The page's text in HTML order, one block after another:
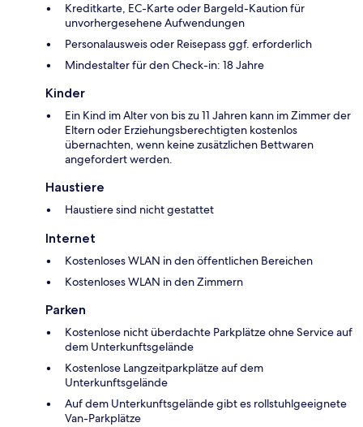
Kreditkarte, EC-Karte oder Bargeld-Kaution für
unvorhergesehene Aufwendungen
Personalausweis oder Reisepass ggf. erforderlich
Mindestalter für den Check-in: 18 Jahre
Kinder
Ein Kind im Alter von bis zu 11 Jahren kann im Zimmer der
Eltern oder Erziehungsberechtigten kostenlos
übernachten, wenn keine zusätzlichen Bettwaren
angefordert werden.
Haustiere
Haustiere sind nicht gestattet
Internet
Kostenloses WLAN in den öffentlichen Bereichen
Kostenloses WLAN in den Zimmern
Parken
Kostenlose nicht überdachte Parkplätze ohne Service auf
dem Unterkunftsgelände
Kostenlose Langzeitparkplätze auf dem
Unterkunftsgelände
Auf dem Unterkunftsgelände gibt es rollstuhlgeeignete
Van-Parkplätze